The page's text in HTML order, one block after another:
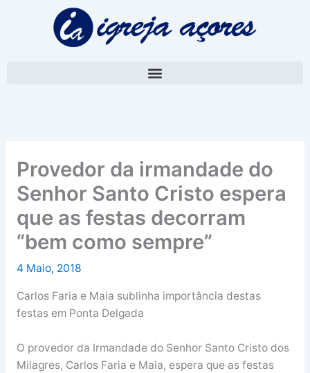
Provedor da irmandade do
Senhor Santo Cristo espera
que as festas decorram
“bem como sempre”
4 Maio, 2018
Carlos Faria e Maia sublinha importância destas
festas em Ponta Delgada
O provedor da Irmandade do Senhor Santo Cristo dos
Milagres, Carlos Faria e Maia, espera que as festas